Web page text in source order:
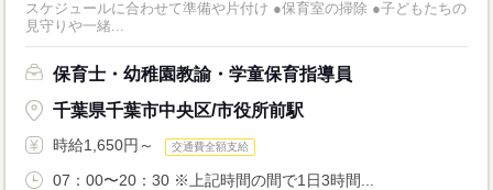
スケジュールに合わせて準備や片付け ●保育室の掃除 ●子どもたちの
見守りや一緒...
保育士・幼稚園教諭・学童保育指導員
千葉県千葉市中央区/市役所前駅
時給1,650円～ 交通費全額支給
07：00〜20：30 ※上記時間の間で1日3時間...